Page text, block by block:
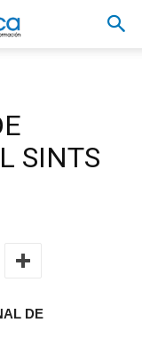
SINTS
DE